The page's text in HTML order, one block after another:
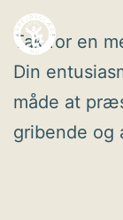
Fortsæt
til
indhold
nu
Tak for en
Din
måde at
gribende og